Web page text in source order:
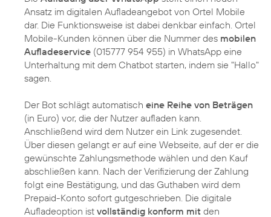
Ansatz im digitalen Aufladeangebot von Ortel Mobile
dar. Die Funktionsweise ist dabei denkbar einfach. Ortel
Mobile-Kunden können über die Nummer des mobilen
Aufladeservice (015777 954 955) in WhatsApp eine
Unterhaltung mit dem Chatbot starten, indem sie "Hallo"
sagen.
Der Bot schlägt automatisch eine Reihe von Beträgen
(in Euro) vor, die der Nutzer aufladen kann.
Anschließend wird dem Nutzer ein Link zugesendet.
Über diesen gelangt er auf eine Webseite, auf der er die
gewünschte Zahlungsmethode wählen und den Kauf
abschließen kann. Nach der Verifizierung der Zahlung
folgt eine Bestätigung, und das Guthaben wird dem
Prepaid-Konto sofort gutgeschrieben. Die digitale
Aufladeoption ist vollständig konform mit den